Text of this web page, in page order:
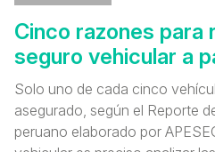
Cinco razones para
seguro vehicular a
Solo uno de cada cinco
asegurado, según el Reporte
peruano elaborado por